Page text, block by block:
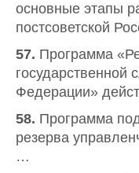
основные этапы
постсоветской
57. Программа
государственной
Федерации»
58. Программа
резерва
…